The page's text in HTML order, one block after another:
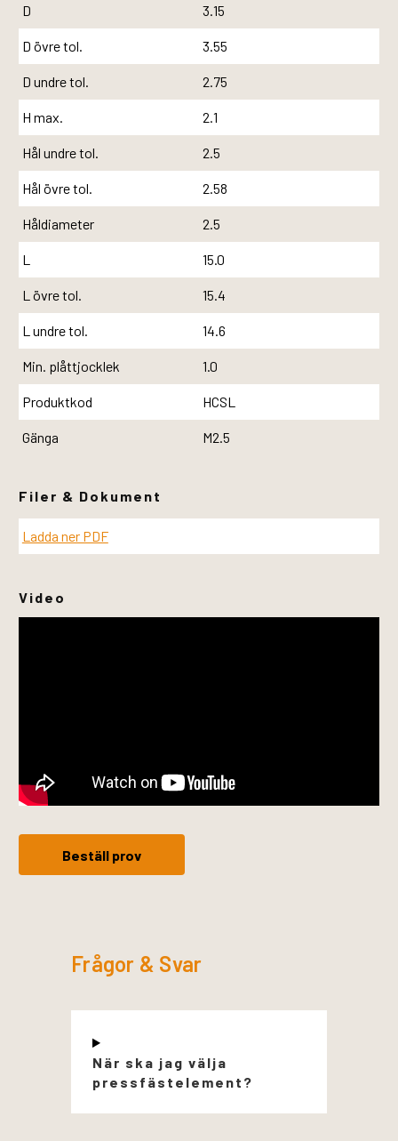
D 3.15
D övre tol. 3.55
D undre tol. 2.75
H max. 2.1
Hål undre tol. 2.5
Hål övre tol. 2.58
Håldiameter 2.5
L 15.0
L övre tol. 15.4
L undre tol. 14.6
Min. plåttjocklek 1.0
Produktkod HCSL
Gänga M2.5
Filer & Dokument
Ladda ner PDF
Video
Beställ prov
Frågor & Svar
När ska jag välja
pressfästelement?